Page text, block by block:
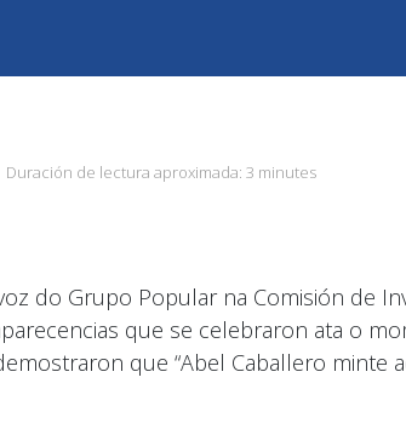
Duración de lectura aproximada: 3 minutes
do Grupo Popular na Comisión de
que se celebraron ata o
que “Abel Caballero